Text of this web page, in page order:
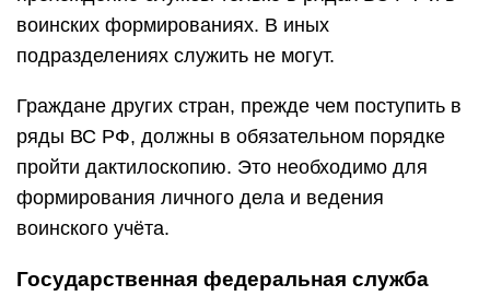
воинских формированиях. В иных
подразделениях служить не могут.
Граждане других стран, прежде чем поступить в
ряды ВС РФ, должны в обязательном порядке
пройти дактилоскопию. Это необходимо для
формирования личного дела и ведения
воинского учёта.
Государственная федеральная служба